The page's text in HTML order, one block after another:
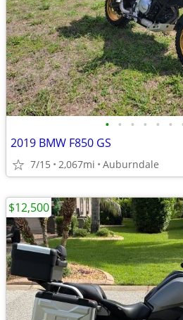
• • • • • •
2019 BMW F850 GS
7/15 2,067mi Auburndale
$12,500